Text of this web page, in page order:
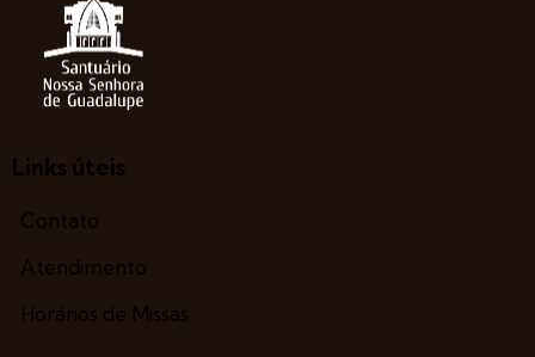
Links úteis
Contato
Atendimento
Horários de Missas